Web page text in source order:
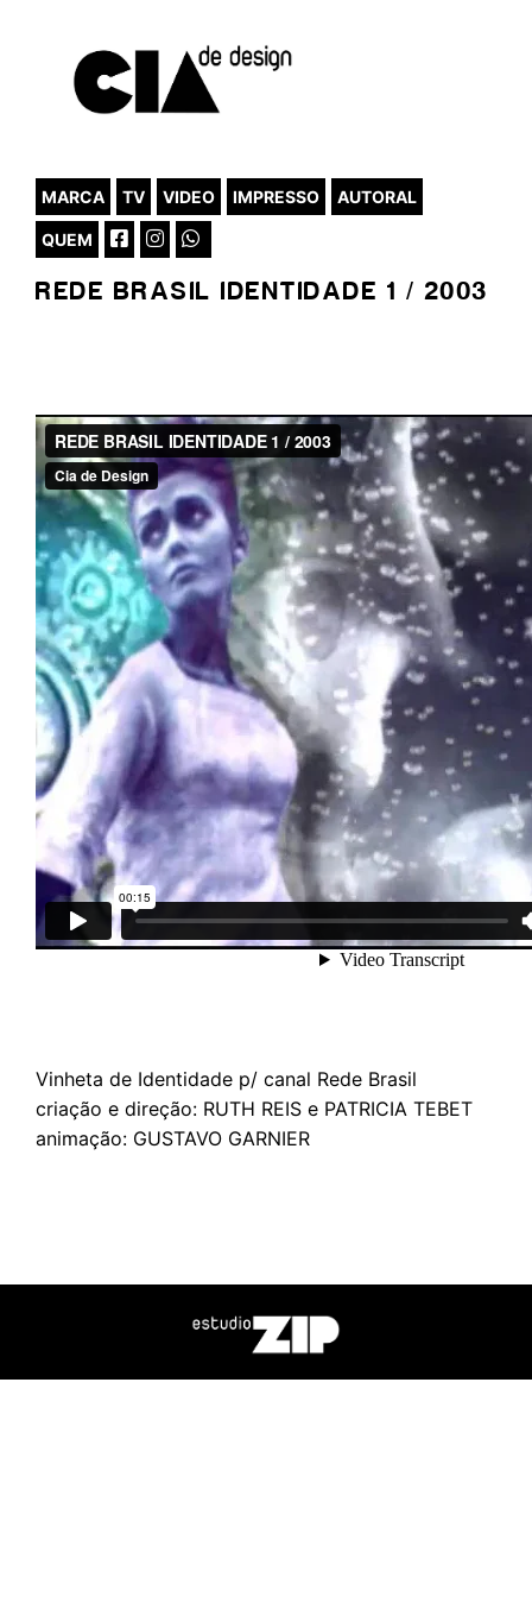
MARCA TV VIDEO IMPRESSO AUTORAL
QUEM
REDE BRASIL IDENTIDADE 1 / 2003
Vinheta de Identidade p/ canal Rede Brasil
criação e direção: RUTH REIS e PATRICIA TEBET
animação: GUSTAVO GARNIER